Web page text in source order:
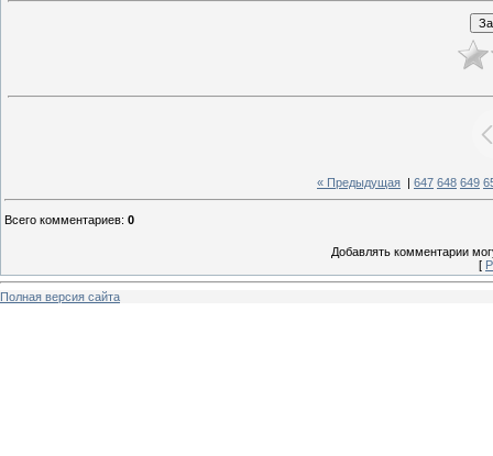
« Предыдущая 647 648 649
Всего комментариев: 0
Добавлять комментарии
[
Полная версия сайта